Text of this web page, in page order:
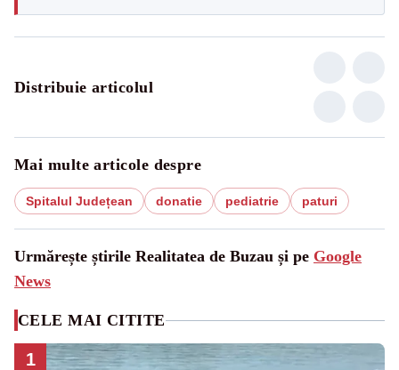
Distribuie articolul
Mai multe articole despre
Spitalul Județean donatie pediatrie paturi
Urmărește știrile Realitatea de Buzau și pe Google
News
CELE MAI CITITE
1